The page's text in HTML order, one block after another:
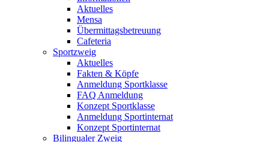
Aktuelles
Mensa
Übermittagsbetreuung
Cafeteria
Sportzweig
Aktuelles
Fakten & Köpfe
Anmeldung Sportklasse
FAQ Anmeldung
Konzept Sportklasse
Anmeldung Sportinternat
Konzept Sportinternat
Bilingualer Zweig